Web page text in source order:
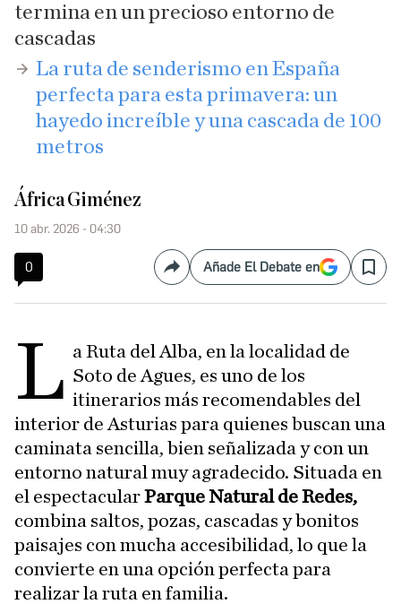
termina en un precioso entorno de
cascadas
​La ruta de senderismo en España
perfecta para esta primavera: un
hayedo increíble y una cascada de 100
metros
África Giménez
10 abr. 2026 - 04:30
0 CompartirAñade El Debate en Save
L a Ruta del Alba, en la localidad de
Soto de Agues, es uno de los
itinerarios más recomendables del
interior de Asturias para quienes buscan una
caminata sencilla, bien señalizada y con un
entorno natural muy agradecido. Situada en
el espectacularParque Natural de Redes,
combina saltos, pozas, cascadas y bonitos
paisajes con mucha accesibilidad, lo que la
convierte en una opción perfecta para
realizar la ruta en familia.